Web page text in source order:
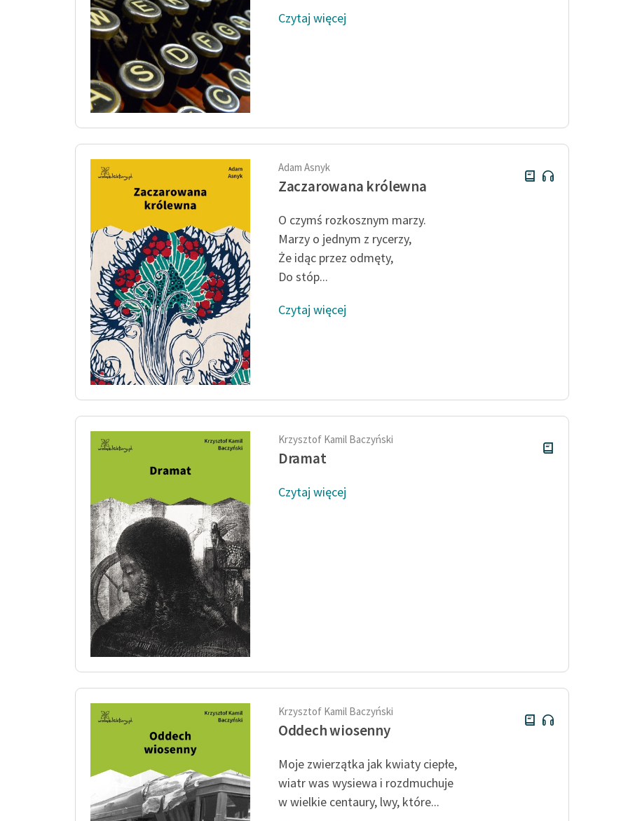
Czytaj więcej
Adam Asnyk
Zaczarowana królewna
O czymś rozkosznym marzy.
Marzy o jednym z rycerzy,
Że idąc przez odmęty,
Do stóp...
Czytaj więcej
Krzysztof Kamil Baczyński
Dramat
Czytaj więcej
Krzysztof Kamil Baczyński
Oddech wiosenny
Moje zwierzątka jak kwiaty ciepłe,
wiatr was wysiewa i rozdmuchuje
w wielkie centaury, lwy, które...